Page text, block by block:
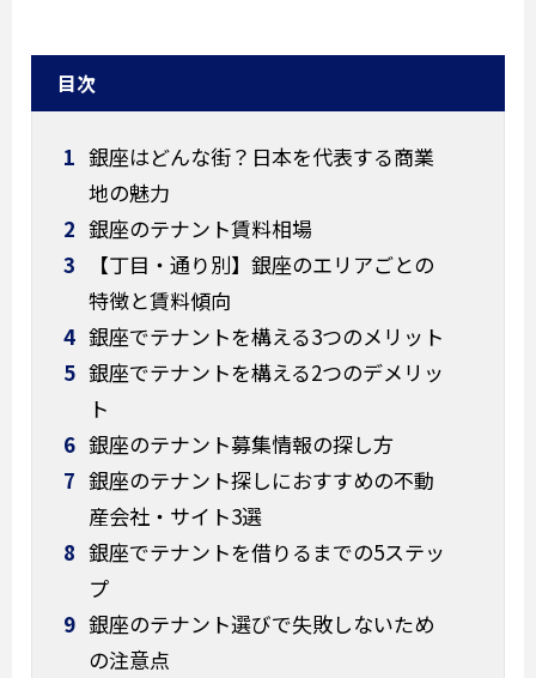
目次
1 銀座はどんな街？日本を代表する商業
地の魅力
2 銀座のテナント賃料相場
3
【丁目・通り別】銀座のエリアごとの
特徴と賃料傾向
4 銀座でテナントを構える3つのメリット
5 銀座でテナントを構える2つのデメリッ
ト
6 銀座のテナント募集情報の探し方
7 銀座のテナント探しにおすすめの不動
産会社・サイト3選
8 銀座でテナントを借りるまでの5ステッ
プ
9 銀座のテナント選びで失敗しないため
の注意点